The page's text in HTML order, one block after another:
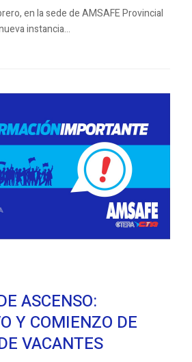
en la sede de AMSAFE Provincial
instancia...
ASCENSO:
Y COMIENZO DE
VACANTES